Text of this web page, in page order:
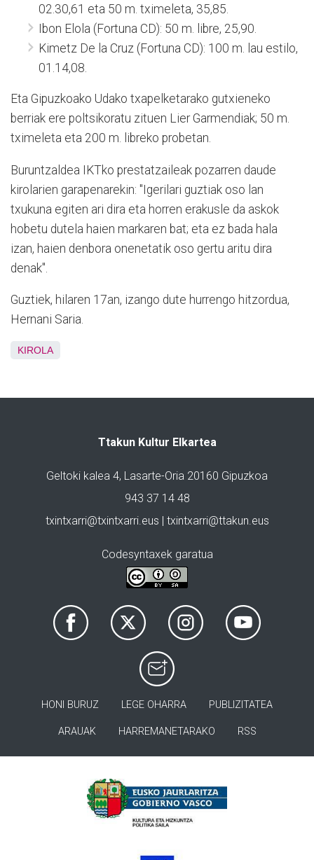
02.30,61 eta 50 m. tximeleta, 35,85.
Ibon Elola (Fortuna CD): 50 m. libre, 25,90.
Kimetz De la Cruz (Fortuna CD): 100 m. lau estilo,
01.14,08.
Eta Gipuzkoako Udako txapelketarako gutxieneko
berriak ere poltsikoratu zituen Lier Garmendiak; 50 m.
tximeleta eta 200 m. libreko probetan.
Buruntzaldea IKTko prestatzaileak pozarren daude
kirolarien garapenarekin: "Igerilari guztiak oso lan
txukuna egiten ari dira eta horren erakusle da askok
hobetu dutela haien markaren bat; eta ez bada hala
izan, haien denbora onenetatik oso gertu aritu dira
denak".
Guztiek, hilaren 17an, izango dute hurrengo hitzordua,
Hernani Saria.
KIROLA
Ttakun Kultur Elkartea
Geltoki kalea 4, Lasarte-Oria 20160 Gipuzkoa
943 37 14 48
txintxarri@txintxarri.eus | txintxarri@ttakun.eus
Codesyntaxek garatua
HONI BURUZ LEGE OHARRA PUBLIZITATEA
ARAUAK HARREMANETARAKO RSS